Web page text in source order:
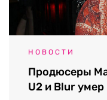
НОВОСТИ
Продюсеры
U2 и Blur умер